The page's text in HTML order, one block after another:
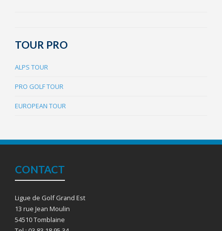
TOUR PRO
ALPS TOUR
PRO GOLF TOUR
EUROPEAN TOUR
CONTACT
Ligue de Golf Grand Est
13 rue Jean Moulin
54510 Tomblaine